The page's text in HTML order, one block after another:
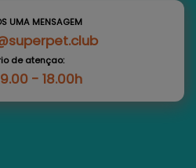
UMA MENSAGEM
de atençao:
- 18.00h